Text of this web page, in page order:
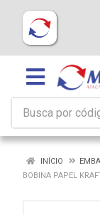
INÍCIO
BOBINA PAPEL